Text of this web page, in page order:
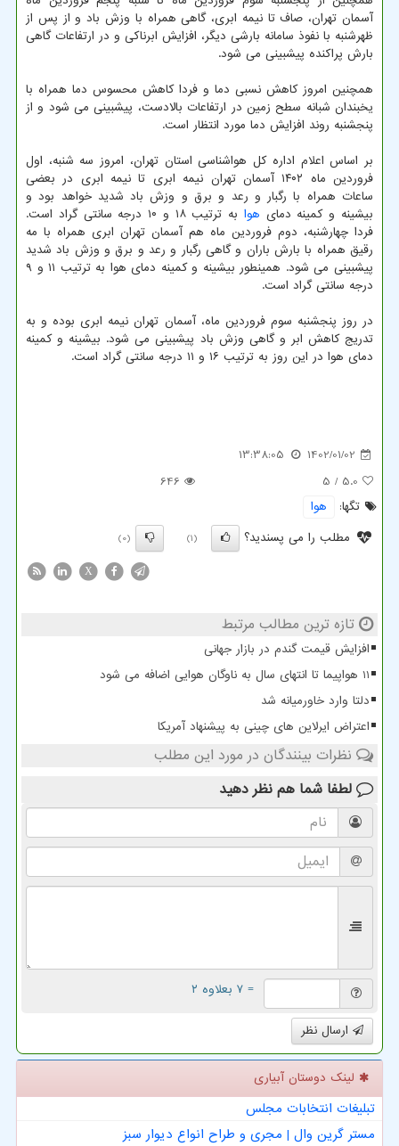
آسمان تهران، صاف تا نیمه ابری، گاهی همراه با وزش باد و از پس از
ظهرشنبه با نفوذ سامانه بارشی دیگر، افزایش ابرناکی و در ارتفاعات گاهی
بارش پراکنده پیشبینی می شود.
همچنین امروز کاهش نسبی دما و فردا کاهش محسوس دما همراه با
یخبندان شبانه سطح زمین در ارتفاعات بالادست، پیشبینی می شود و از
پنجشنبه روند افزایش دما مورد انتظار است.
بر اساس اعلام اداره کل هواشناسی استان تهران، امروز سه شنبه، اول
فروردین ماه ۱۴۰۲ آسمان تهران نیمه ابری تا نیمه ابری در بعضی
ساعات همراه با رگبار و رعد و برق و وزش باد شدید خواهد بود و
بیشینه و کمینه دمای هوا
به ترتیب ۱۸ و ۱۰ درجه سانتی گراد است.
فردا چهارشنبه، دوم فروردین ماه هم آسمان تهران ابری همراه با مه
رقیق همراه با بارش باران و گاهی رگبار و رعد و برق و وزش باد شدید
پیشبینی می شود. همینطور بیشینه و کمینه دمای هوا به ترتیب ۱۱ و ۹
درجه سانتی گراد است.
در روز پنجشنبه سوم فروردین ماه، آسمان تهران نیمه ابری بوده و به
تدریج کاهش ابر و گاهی وزش باد پیشبینی می شود. بیشینه و کمینه
دمای هوا در این روز به ترتیب ۱۶ و ۱۱ درجه سانتی گراد است.
1402/01/02
13:38:05
5.0
/ 5
646
تگها:
هوا
مطلب را می پسندید؟
(1)
(0)
X
تازه ترین مطالب مرتبط
افزایش قیمت گندم در بازار جهانی
11 هواپیما تا انتهای سال به ناوگان هوایی اضافه می شود
دلتا وارد خاورمیانه شد
اعتراض ایرلاین های چینی به پیشنهاد آمریکا
نظرات بینندگان در مورد این مطلب
لطفا شما هم نظر دهید
= ۷ بعلاوه ۲
ارسال نظر
لینک دوستان آبیاری
تبلیغات انتخابات مجلس
مستر گرین وال | مجری و طراح انواع دیوار سبز